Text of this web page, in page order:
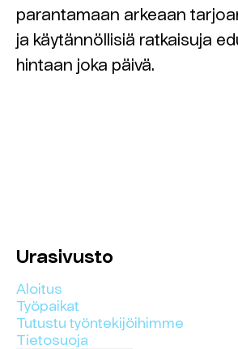
parantamaan arkeaan
ja käytännöllisiä ratkaisuja
hintaan joka päivä.
Urasivusto
Aloitus
Työpaikat
Tutustu työntekijöihimme
Tietosuoja